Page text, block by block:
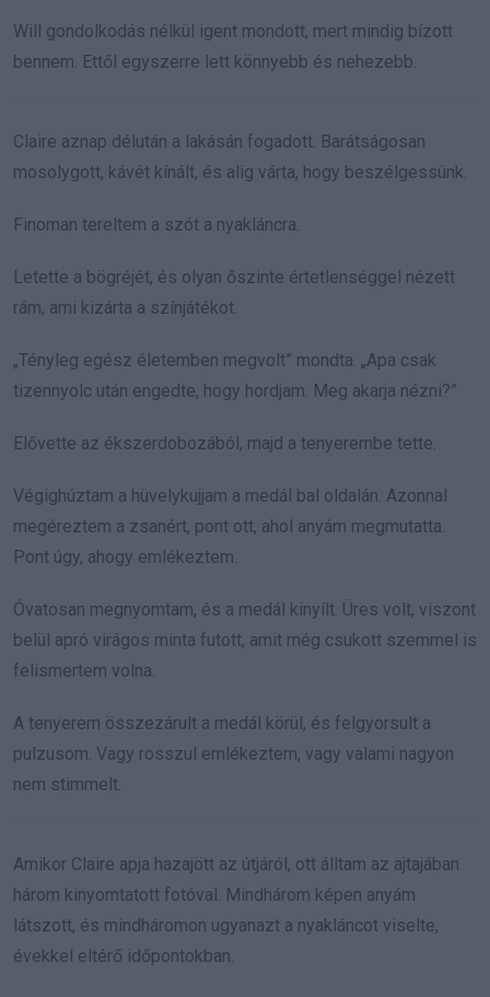
Will gondolkodás nélkül igent mondott, mert mindig bízott
bennem. Ettől egyszerre lett könnyebb és nehezebb.
Claire aznap délután a lakásán fogadott. Barátságosan
mosolygott, kávét kínált, és alig várta, hogy beszélgessünk.
Finoman tereltem a szót a nyakláncra.
Letette a bögréjét, és olyan őszinte értetlenséggel nézett
rám, ami kizárta a színjátékot.
„Tényleg egész életemben megvolt” mondta. „Apa csak
tizennyolc után engedte, hogy hordjam. Meg akarja nézni?”
Elővette az ékszerdobozából, majd a tenyerembe tette.
Végighúztam a hüvelykujjam a medál bal oldalán. Azonnal
megéreztem a zsanért, pont ott, ahol anyám megmutatta.
Pont úgy, ahogy emlékeztem.
Óvatosan megnyomtam, és a medál kinyílt. Üres volt, viszont
belül apró virágos minta futott, amit még csukott szemmel is
felismertem volna.
A tenyerem összezárult a medál körül, és felgyorsult a
pulzusom. Vagy rosszul emlékeztem, vagy valami nagyon
nem stimmelt.
Amikor Claire apja hazajött az útjáról, ott álltam az ajtajában
három kinyomtatott fotóval. Mindhárom képen anyám
látszott, és mindháromon ugyanazt a nyakláncot viselte,
évekkel eltérő időpontokban.